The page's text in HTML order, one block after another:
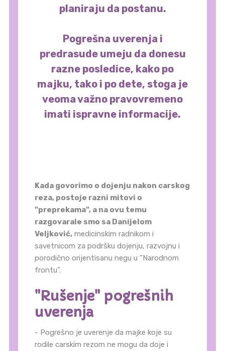
planiraju da postanu.
Pogrešna uverenja i
predrasude umeju da donesu
razne posledice, kako po
majku, tako i po dete, stoga je
veoma važno pravovremeno
imati ispravne informacije.
Kada govorimo o dojenju nakon carskog
reza, postoje razni mitovi o
"preprekama", a na ovu temu
razgovarale smo sa Danijelom
Veljković, medicinskim radnikom i
savetnicom za podršku dojenju, razvojnu i
porodično orijentisanu negu u "Narodnom
frontu".
"Rušenje" pogrešnih
uverenja
- Pogrešno je uverenje da majke koje su
rodile carskim rezom ne mogu da doje i